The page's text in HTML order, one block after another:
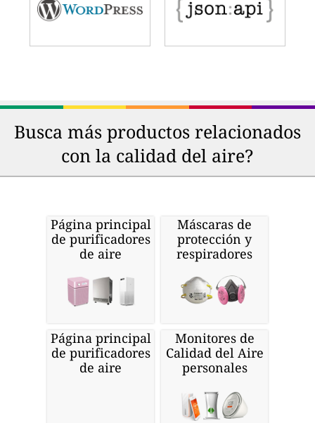
Busca más productos relacionados
con la calidad del aire?
Página principal
de purificadores
de aire
Máscaras de
protección y
respiradores
Página principal
de purificadores
de aire
Monitores de
Calidad del Aire
personales